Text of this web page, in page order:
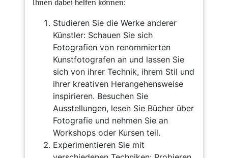
Ihnen dabei helfen können:
Studieren Sie die Werke anderer
Künstler: Schauen Sie sich
Fotografien von renommierten
Kunstfotografen an und lassen Sie
sich von ihrer Technik, ihrem Stil und
ihrer kreativen Herangehensweise
inspirieren. Besuchen Sie
Ausstellungen, lesen Sie Bücher über
Fotografie und nehmen Sie an
Workshops oder Kursen teil.
Experimentieren Sie mit